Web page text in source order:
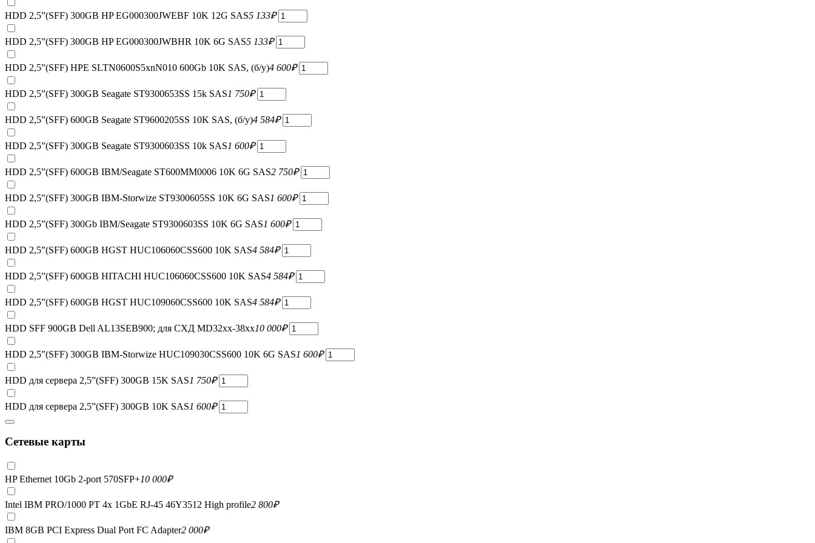
HDD 2,5”(SFF) 300GB HP EG000300JWEBF 10K 12G SAS5 133₽
HDD 2,5”(SFF) 300GB HP EG000300JWBHR 10K 6G SAS5 133₽
HDD 2,5”(SFF) HPE SLTN0600S5xnN010 600Gb 10K SAS, (б/у)4 600₽
HDD 2,5”(SFF) 300GB Seagate ST9300653SS 15k SAS1 750₽
HDD 2,5”(SFF) 600GB Seagate ST9600205SS 10K SAS, (б/у)4 584₽
HDD 2,5”(SFF) 300GB Seagate ST9300603SS 10k SAS1 600₽
HDD 2,5”(SFF) 600GB IBM/Seagate ST600MM0006 10K 6G SAS2 750₽
HDD 2,5”(SFF) 300GB IBM-Storwize ST9300605SS 10K 6G SAS1 600₽
HDD 2,5”(SFF) 300Gb IBM/Seagate ST9300603SS 10K 6G SAS1 600₽
HDD 2,5”(SFF) 600GB HGST HUC106060CSS600 10K SAS4 584₽
HDD 2,5”(SFF) 600GB HITACHI HUC106060CSS600 10K SAS4 584₽
HDD 2,5”(SFF) 600GB HGST HUC109060CSS600 10K SAS4 584₽
HDD SFF 900GB Dell AL13SEB900; для СХД MD32xx-38xx10 000₽
HDD 2,5”(SFF) 300GB IBM-Storwize HUC109030CSS600 10K 6G SAS1 600₽
HDD для сервера 2,5”(SFF) 300GB 15K SAS1 750₽
HDD для сервера 2,5”(SFF) 300GB 10K SAS1 600₽
Сетевые карты
HP Ethernet 10Gb 2-port 570SFP+10 000₽
Intel IBM PRO/1000 PT 4x 1GbE RJ-45 46Y3512 High profile2 800₽
IBM 8GB PCI Express Dual Port FC Adapter2 000₽